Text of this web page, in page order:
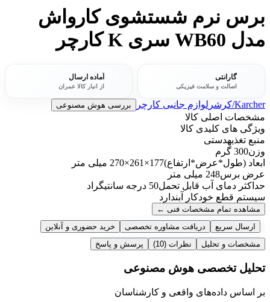
برس نرم شستشوی کارواش
مدل WB60 سری K کارچر
گارانتی
اصالت و سلامت فیزیکی
آماده ارسال
از انبار کالا عمران
Karcher/کرشر لوازم جانبی کارچر بررسی هوش مصنوعی
مشخصات اصلی کالا
ویژگی های کلیدی کالا
منبع تغذیهدستی
وزن300 گرم
ابعاد (طول*عرض*ارتفاع)177×261×270 میلی متر
عرض برس248 میلی متر
حداکثر دمای آب قابل تحمل50 درجه سانتیگراد
سیستم قطع خودکار آبندارد
مشاهده تمام مشخصات فنی ←
ارسال سریع
دریافت مشاوره تخصصی
خرید حضوری و آنلاین
مشخصات و تحلیل
نظرات (10) پرسش و پاسخ
تحلیل تخصصی هوش مصنوعی
بر اساس داده‌های واقعی و کارشناسان